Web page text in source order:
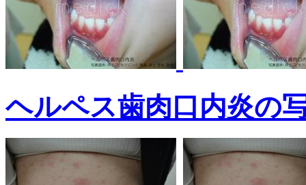
ヘルペス歯肉口内炎の